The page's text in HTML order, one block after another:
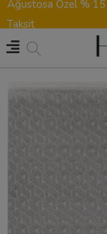
Ağustosa Özel % 15
Taksit